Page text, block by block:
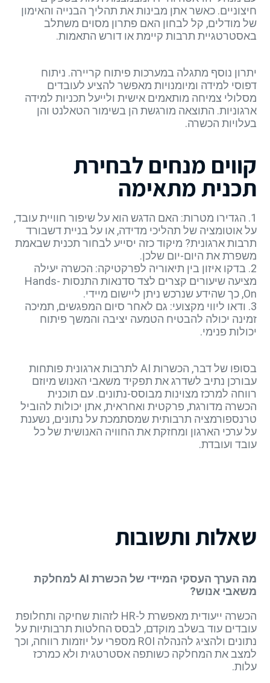
חיצוניים. כאשר אתן מבינות את תהליך הבנייה והאימון
של מודלים, קל לבחון האם פתרון מסוים משתלב
באסטרטגיית תרבות קיימת או דורש התאמות.
יתרון נוסף מתגלה במערכות פיתוח קריירה. ניתוח
דפוסי למידה ומיומנויות מאפשר להציע לעובדים
מסלולי צמיחה מותאמים אישית ולייעל תכניות למידה
ארגוניות. התוצאה מורגשת הן בשימור הטאלנט והן
בעלויות הכשרה.
קווים מנחים לבחירת
תכנית מתאימה
1. הגדירו מטרות: האם הדגש הוא על שיפור חוויית עובד,
על אוטומציה של תהליכי מדידה, או על בניית דשבורד
תרבות ארגונית? מיקוד כזה יסייע לבחור תכנית שבאמת
משפרת את היום-יום שלכן.
2. בדקו איזון בין תיאוריה לפרקטיקה: הכשרה יעילה
מציעה שיעורים קצרים לצד סדנאות התנסות Hands-
On, כך שהידע שנרכש ניתן ליישום מיידי.
3. ודאו ליווי מקצועי: גם לאחר סיום המפגשים, תמיכה
זמינה יכולה להבטיח הטמעה יציבה והמשך פיתוח
יכולות פנימי.
בסופו של דבר, הכשרות AI לתרבות ארגונית פותחות
עבורכן נתיב לשדרג את תפקיד משאבי האנוש מיוזם
רווחה למרכז מצוינות מבוסס-נתונים. עם תוכנית
הכשרה מדורגת, פרקטית ואחראית, אתן יכולות להוביל
טרנספורמציה תרבותית שמסתמכת על נתונים, נשענת
על ערכי הארגון ומחזקת את החוויה האנושית של כל
עובד ועובדת.
שאלות ותשובות
מה הערך העסקי המיידי של הכשרת AI למחלקת
משאבי אנוש?
הכשרה ייעודית מאפשרת ל-HR לזהות שחיקה ותחלופת
עובדים עוד בשלב מוקדם, לבסס החלטות תרבותיות על
נתונים ולהציג להנהלה ROI מספרי על יוזמות רווחה, וכך
למצב את המחלקה כשותפה אסטרטגית ולא כמרכז
עלות.